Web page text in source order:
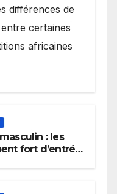
différences de
certaines
africaines
: les
fort d’entrée